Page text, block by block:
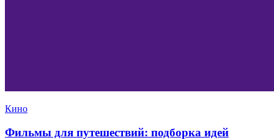
Кино
Фильмы для путешествий: подборка идей